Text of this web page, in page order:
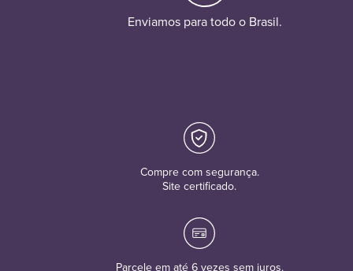
Enviamos para todo o Brasil.
Compre com segurança.
Site certificado.
Parcele em até 6 vezes sem juros.